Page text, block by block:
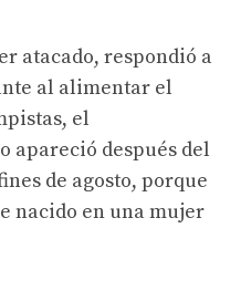
atacado, respondió a
al alimentar el
el
apareció después del
de agosto, porque
nacido en una mujer